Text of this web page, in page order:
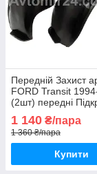
Передній Захист
FORD Transit
(2шт) передні
пара передніх
1 140 ₴/пара
1 360 ₴/пара
Купити